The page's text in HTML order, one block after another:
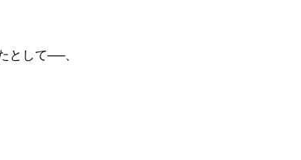
として──、